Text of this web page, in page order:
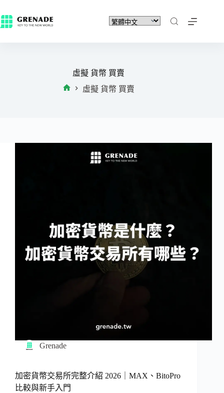
虛擬 貨幣 買賣
虛擬 貨幣 買賣
Grenade
加密貨幣交易所完整介紹 2026｜MAX、BitoPro
比較與新手入門